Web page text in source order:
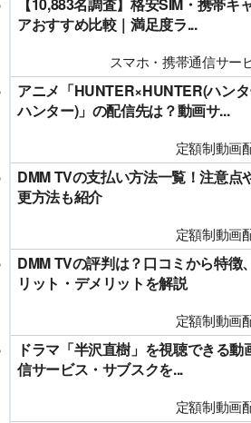
アおすすめ比較｜満足度ラ...
スマホ・携帯通信サー
アニメ「HUNTER×HUNTER(ハン
ハンター)」の配信先は？動画サ...
定額制動画
DMM TVの支払い方法一覧！注意点
更方法も紹介
定額制動画
DMM TVの評判は？口コミから特徴
リット・デメリットを解説
定額制動画
ドラマ「半沢直樹」を視聴できる動
信サービス・サブスクを...
定額制動画